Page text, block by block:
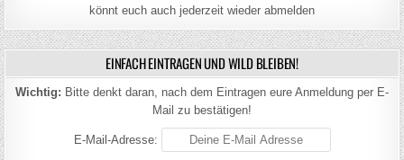
könnt euch auch jederzeit wieder abmelden
EINFACH EINTRAGEN UND WILD BLEIBEN!
Wichtig: Bitte denkt daran, nach dem Eintragen eure Anmeldung per E-
Mail zu bestätigen!
E-Mail-Adresse: